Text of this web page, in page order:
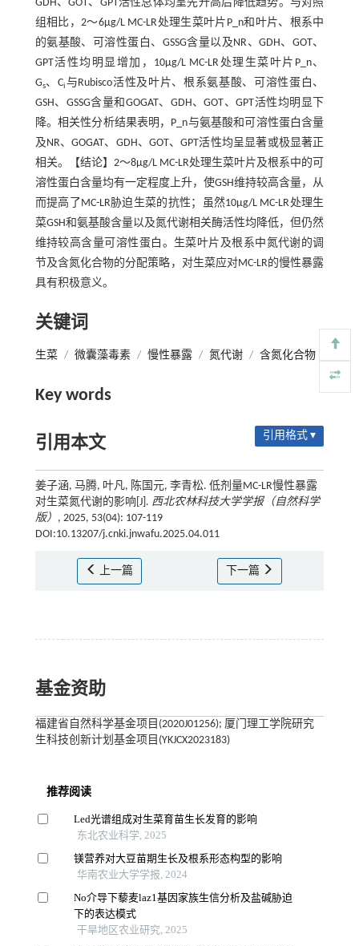
GDH、GOT、GPT活性总体均呈先升高后降低趋势。与对照
组相比，2～6μg/L MC-LR处理生菜叶片P_n和叶片、根系中
的氨基酸、可溶性蛋白、GSSG含量以及NR、GDH、GOT、
GPT活性均明显增加，10μg/L MC-LR处理生菜叶片P_n、
Gs、Ci与Rubisco活性及叶片、根系氨基酸、可溶性蛋白、
GSH、GSSG含量和GOGAT、GDH、GOT、GPT活性均明显下
降。相关性分析结果表明，P_n与氨基酸和可溶性蛋白含量
及NR、GOGAT、GDH、GOT、GPT活性均呈显著或极显著正
相关。【结论】2～8μg/L MC-LR处理生菜叶片及根系中的可
溶性蛋白含量均有一定程度上升，使GSH维持较高含量，从
而提高了MC-LR胁迫生菜的抗性；虽然10μg/L MC-LR处理生
菜GSH和氨基酸含量以及氮代谢相关酶活性均降低，但仍然
维持较高含量可溶性蛋白。生菜叶片及根系中氮代谢的调
节及含氮化合物的分配策略，对生菜应对MC-LR的慢性暴露
具有积极意义。
关键词
生菜 / 微囊藻毒素 / 慢性暴露 / 氮代谢 / 含氮化合物
Key words
引用本文 引用格式 ▾
姜子涵, 马腾, 叶凡, 陈国元, 李青松. 低剂量MC-LR慢性暴露
对生菜氮代谢的影响[J]. 西北农林科技大学学报（自然科学
版） , 2025, 53(04): 107-119
DOI:10.13207/j.cnki.jnwafu.2025.04.011
上一篇 下一篇
基金资助
福建省自然科学基金项目(2020J01256); 厦门理工学院研究
生科技创新计划基金项目(YKJCX2023183)